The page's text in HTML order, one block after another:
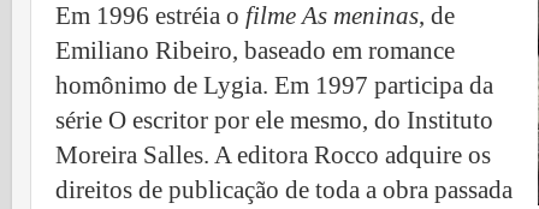
Em 1996 estréia o filme As meninas, de
Emiliano Ribeiro, baseado em romance
homônimo de Lygia. Em 1997 participa da
série O escritor por ele mesmo, do Instituto
Moreira Salles. A editora Rocco adquire os
direitos de publicação de toda a obra passada